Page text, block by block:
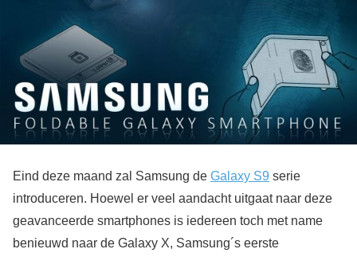
Eind deze maand zal Samsung de Galaxy S9 serie
introduceren. Hoewel er veel aandacht uitgaat naar deze
geavanceerde smartphones is iedereen toch met name
benieuwd naar de Galaxy X, Samsung´s eerste